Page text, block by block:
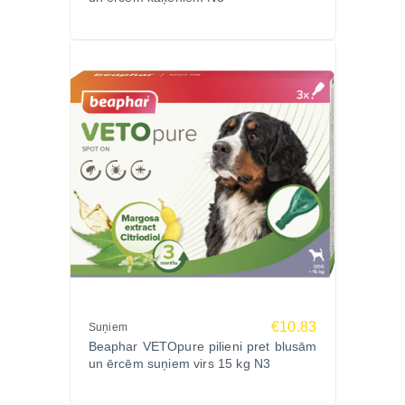
bojājumi
Pēc blusu iznīcināšanas ieteicams izmantot
Beaphar pretparazītu pilienus vai kaklasiksnu, lai
novērstu atkārtotu invāziju
Pēc lietošanas nomazgāt rokas
Pasūtiet Beaphar Veto Pure dabīgo pretblusu
aerosolu Zoopasaule.lv un nodrošiniet savam
mīlulim dabisku un efektīvu aizsardzību pret
kaitēkļiem ar ātru piegādi visā Latvijā!
Suņiem €10.83
Beaphar VETOpure pilieni pret blusām
un ērcēm suņiem virs 15 kg N3